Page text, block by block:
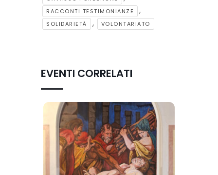
RACCONTI TESTIMONIANZE ,
SOLIDARIETÀ , VOLONTARIATO
EVENTI CORRELATI